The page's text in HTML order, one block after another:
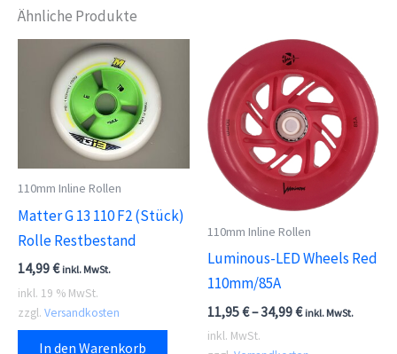
Ähnliche Produkte
110mm Inline Rollen
Matter G 13 110 F2 (Stück)
Rolle Restbestand
14,99€ inkl. MwSt.
inkl. 19 % MwSt.
zzgl. Versandkosten
In den Warenkorb
110mm Inline Rollen
Luminous-LED Wheels Red
110mm/85A
11,95€–34,99€ inkl. MwSt.
inkl. MwSt.